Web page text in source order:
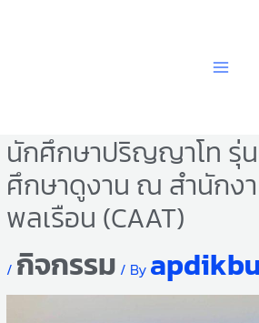
นักศึกษาปริญญาโท รุ่น
ศึกษาดูงาน ณ สำนักง
พลเรือน (CAAT)
/ กิจกรรม / By